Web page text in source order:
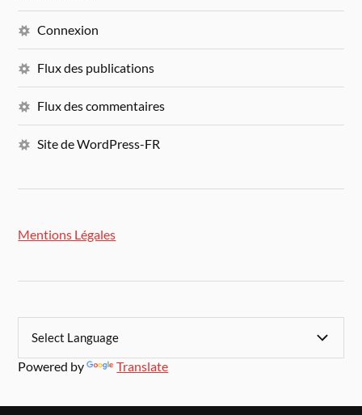
Connexion
Flux des publications
Flux des commentaires
Site de WordPress-FR
Mentions Légales
Powered by Translate